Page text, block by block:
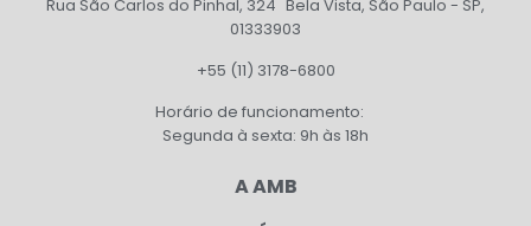
Rua São Carlos do Pinhal, 324 Bela Vista, São Paulo - SP,
01333903
+55 (11) 3178-6800
Horário de funcionamento:
Segunda à sexta: 9h às 18h
A AMB